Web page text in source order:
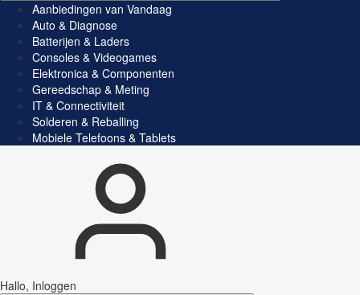
Aanbiedingen van Vandaag
Auto & Diagnose
Batterijen & Laders
Consoles & Videogames
Elektronica & Componenten
Gereedschap & Meting
IT & Connectiviteit
Solderen & Reballing
Mobiele Telefoons & Tablets
Hallo, Inloggen